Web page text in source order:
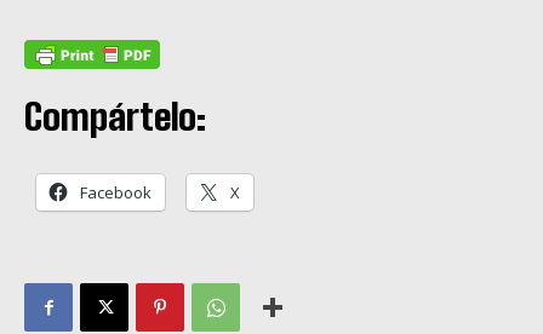
Compártelo:
Facebook X